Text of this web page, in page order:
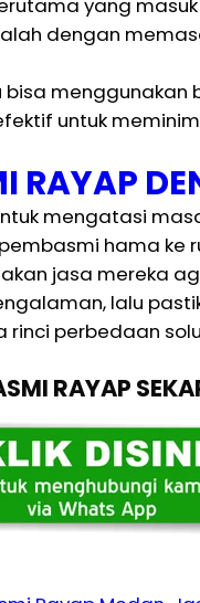
yang
dengan
menggunakan
untuk
RAYAP
mengatasi
hama ke
jasa mereka
lalu
perbedaan
RAYAP